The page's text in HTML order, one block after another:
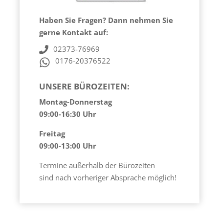
Makler JA oder Nein
Haben Sie Fragen? Dann nehmen Sie
gerne Kontakt auf:
02373-76969
0176-20376522
UNSERE BÜROZEITEN:
Montag-Donnerstag
09:00-16:30 Uhr
Freitag
09:00-13:00 Uhr
Termine außerhalb der Bürozeiten
sind nach vorheriger Absprache möglich!